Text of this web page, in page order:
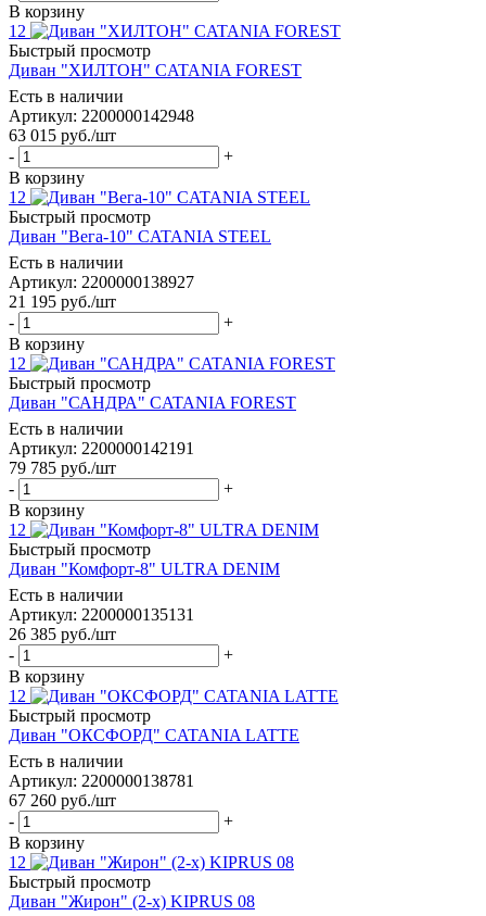
В корзину
12
Быстрый просмотр
Диван "ХИЛТОН" CATANIA FOREST
Есть в наличии
Артикул: 2200000142948
63 015 руб./шт
-
+
В корзину
12
Быстрый просмотр
Диван "Вега-10" CATANIA STEEL
Есть в наличии
Артикул: 2200000138927
21 195 руб./шт
-
+
В корзину
12
Быстрый просмотр
Диван "САНДРА" CATANIA FOREST
Есть в наличии
Артикул: 2200000142191
79 785 руб./шт
-
+
В корзину
12
Быстрый просмотр
Диван "Комфорт-8" ULTRA DENIM
Есть в наличии
Артикул: 2200000135131
26 385 руб./шт
-
+
В корзину
12
Быстрый просмотр
Диван "ОКСФОРД" CATANIA LATTE
Есть в наличии
Артикул: 2200000138781
67 260 руб./шт
-
+
В корзину
12
Быстрый просмотр
Диван "Жирон" (2-х) KIPRUS 08